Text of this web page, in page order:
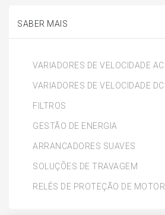
SABER MAIS
VARIADORES DE VELOCIDADE AC
VARIADORES DE VELOCIDADE DC
FILTROS
GESTÃO DE ENERGIA
ARRANCADORES SUAVES
SOLUÇÕES DE TRAVAGEM
RELÉS DE PROTEÇÃO DE MOTOR